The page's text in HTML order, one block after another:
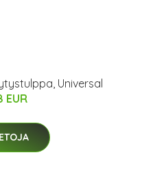
Universal
EUR